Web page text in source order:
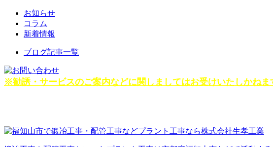
お知らせ
コラム
新着情報
ブログ記事一覧
※勧誘・サービスのご案内などに関しましてはお受けいたしかねま